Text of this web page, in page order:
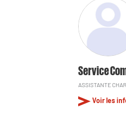
Service
ASSISTANTE
Voir les